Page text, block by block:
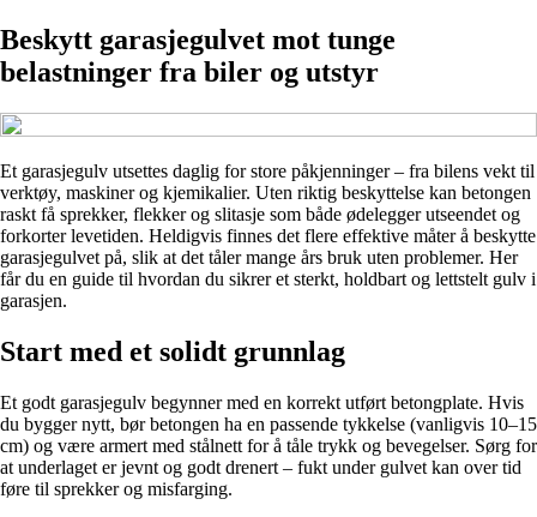
Beskytt garasjegulvet mot tunge
belastninger fra biler og utstyr
Et garasjegulv utsettes daglig for store påkjenninger – fra bilens vekt til
verktøy, maskiner og kjemikalier. Uten riktig beskyttelse kan betongen
raskt få sprekker, flekker og slitasje som både ødelegger utseendet og
forkorter levetiden. Heldigvis finnes det flere effektive måter å beskytte
garasjegulvet på, slik at det tåler mange års bruk uten problemer. Her
får du en guide til hvordan du sikrer et sterkt, holdbart og lettstelt gulv i
garasjen.
Start med et solidt grunnlag
Et godt garasjegulv begynner med en korrekt utført betongplate. Hvis
du bygger nytt, bør betongen ha en passende tykkelse (vanligvis 10–15
cm) og være armert med stålnett for å tåle trykk og bevegelser. Sørg for
at underlaget er jevnt og godt drenert – fukt under gulvet kan over tid
føre til sprekker og misfarging.